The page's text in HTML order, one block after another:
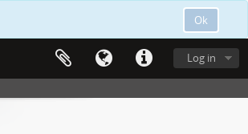
Ok
Log in